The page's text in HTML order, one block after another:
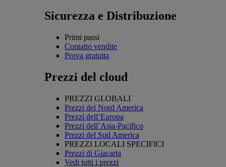
Sicurezza e Distribuzione
Primi passi
Contatto vendite
Prova gratuita
Prezzi del cloud
PREZZI GLOBALI
Prezzi del Nord America
Prezzi dell’Europa
Prezzi dell’Asia-Pacifico
Prezzi del Sud America
PREZZI LOCALI SPECIFICI
Prezzi di Giacarta
Vedi tutti i prezzi